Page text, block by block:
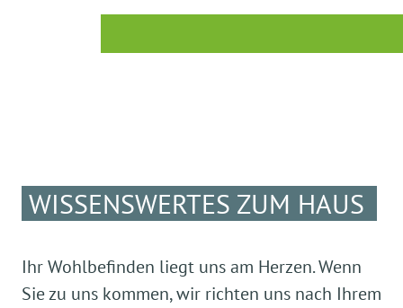
WISSENSWERTES ZUM HAUS
Ihr Wohlbefinden liegt uns am Herzen. Wenn
Sie zu uns kommen, wir richten uns nach Ihrem